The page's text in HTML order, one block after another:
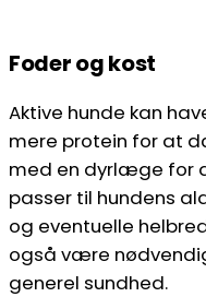
Foder og kost
Aktive hunde kan
mere protein for at
med en dyrlæge for
passer til hundens
og eventuelle
også være
generel sundhed.